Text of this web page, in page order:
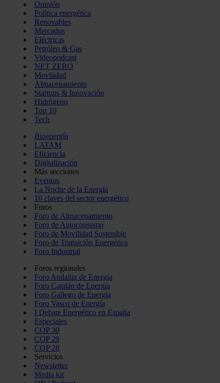
Opinión
Política energética
Renovables
Mercados
Eléctricas
Petróleo & Gas
Videopodcast
NET ZERO
Movilidad
Almacenamiento
Startups & Innovación
Hidrógeno
Top 10
Tech
Bioenergía
LATAM
Eficiencia
Digitalización
Más secciones
Eventos
La Noche de la Energía
10 claves del sector energético
Foros
Foro de Almacenamiento
Foro de Autoconsumo
Foro de Movilidad Sostenible
Foro de Transición Energética
Foro Industrial
Foros regionales
Foro Andaluz de Energía
Foro Catalán de Energía
Foro Gallego de Energía
Foro Vasco de Energía
I Debate Energético en España
Especiales
COP 30
COP 29
COP 28
Servicios
Newsletter
Media kit